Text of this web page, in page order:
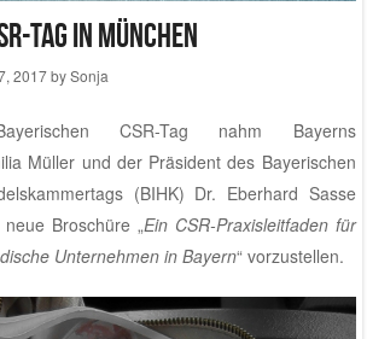
Tag in München
2017bySonja
CSR-Tag nahm Bayerns
Müller und der Präsident des Bayerischen
(BIHK) Dr. Eberhard Sasse
Broschüre „Ein CSR-Praxisleitfaden für
Unternehmen in Bayern“ vorzustellen.